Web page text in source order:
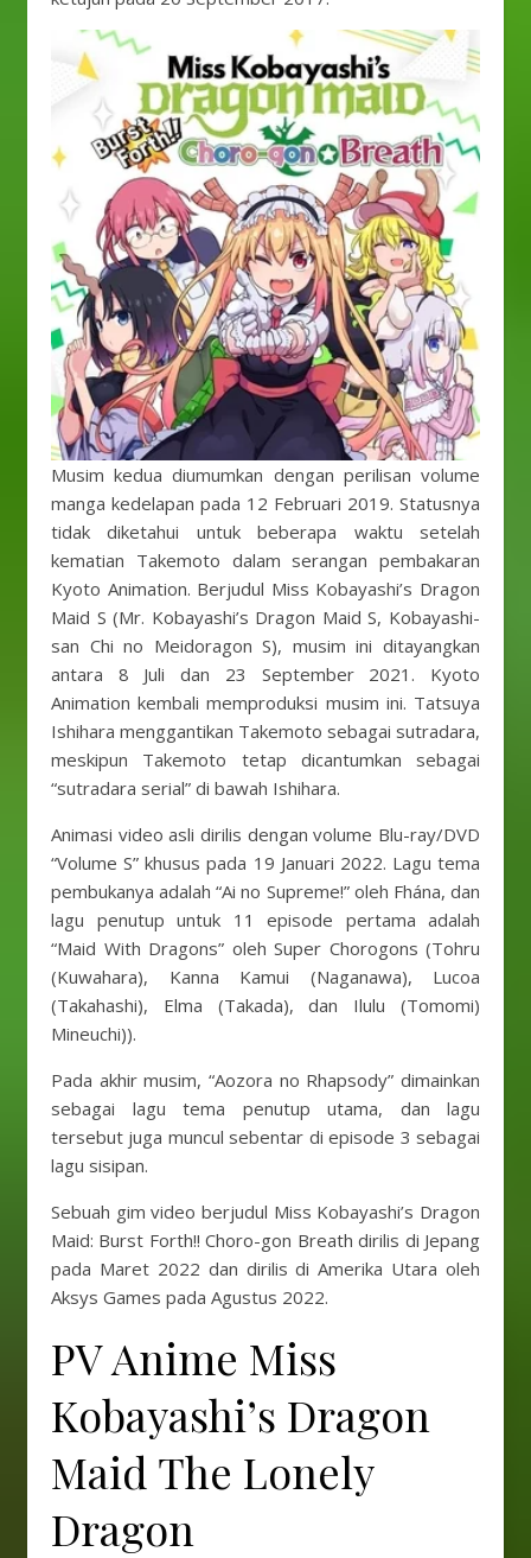
Musim kedua diumumkan dengan perilisan volume
manga kedelapan pada 12 Februari 2019. Statusnya
tidak diketahui untuk beberapa waktu setelah
kematian Takemoto dalam serangan pembakaran
Kyoto Animation. Berjudul Miss Kobayashi’s Dragon
Maid S (Mr. Kobayashi’s Dragon Maid S, Kobayashi-
san Chi no Meidoragon S), musim ini ditayangkan
antara 8 Juli dan 23 September 2021. Kyoto
Animation kembali memproduksi musim ini. Tatsuya
Ishihara menggantikan Takemoto sebagai sutradara,
meskipun Takemoto tetap dicantumkan sebagai
“sutradara serial” di bawah Ishihara.
Animasi video asli dirilis dengan volume Blu-ray/DVD
“Volume S” khusus pada 19 Januari 2022. Lagu tema
pembukanya adalah “Ai no Supreme!” oleh Fhána, dan
lagu penutup untuk 11 episode pertama adalah
“Maid With Dragons” oleh Super Chorogons (Tohru
(Kuwahara), Kanna Kamui (Naganawa), Lucoa
(Takahashi), Elma (Takada), dan Ilulu (Tomomi)
Mineuchi)).
Pada akhir musim, “Aozora no Rhapsody” dimainkan
sebagai lagu tema penutup utama, dan lagu
tersebut juga muncul sebentar di episode 3 sebagai
lagu sisipan.
Sebuah gim video berjudul Miss Kobayashi’s Dragon
Maid: Burst Forth!! Choro-gon Breath dirilis di Jepang
pada Maret 2022 dan dirilis di Amerika Utara oleh
Aksys Games pada Agustus 2022.
PV Anime Miss
Kobayashi’s Dragon
Maid The Lonely
Dragon